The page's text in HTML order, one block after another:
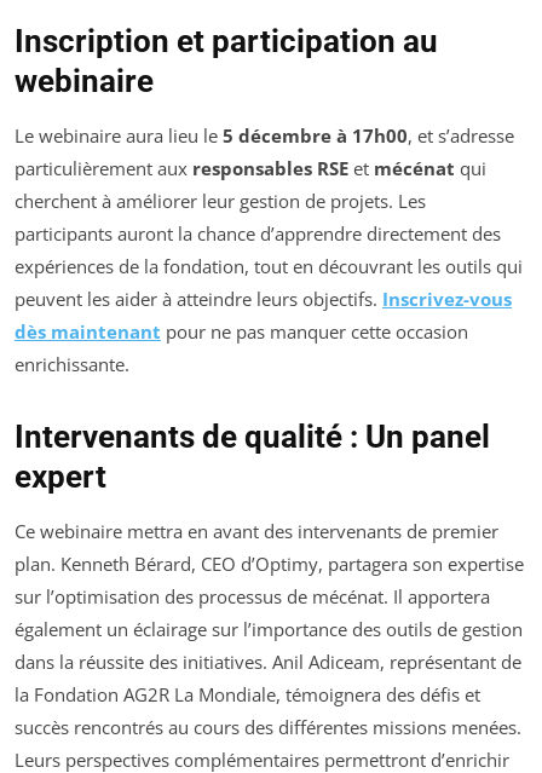
Inscription et participation au
webinaire
Le webinaire aura lieu le 5 décembre à 17h00, et s’adresse
particulièrement aux responsables RSE et mécénat qui
cherchent à améliorer leur gestion de projets. Les
participants auront la chance d’apprendre directement des
expériences de la fondation, tout en découvrant les outils qui
peuvent les aider à atteindre leurs objectifs. Inscrivez-vous
dès maintenant pour ne pas manquer cette occasion
enrichissante.
Intervenants de qualité : Un panel
expert
Ce webinaire mettra en avant des intervenants de premier
plan. Kenneth Bérard, CEO d’Optimy, partagera son expertise
sur l’optimisation des processus de mécénat. Il apportera
également un éclairage sur l’importance des outils de gestion
dans la réussite des initiatives. Anil Adiceam, représentant de
la Fondation AG2R La Mondiale, témoignera des défis et
succès rencontrés au cours des différentes missions menées.
Leurs perspectives complémentaires permettront d’enrichir